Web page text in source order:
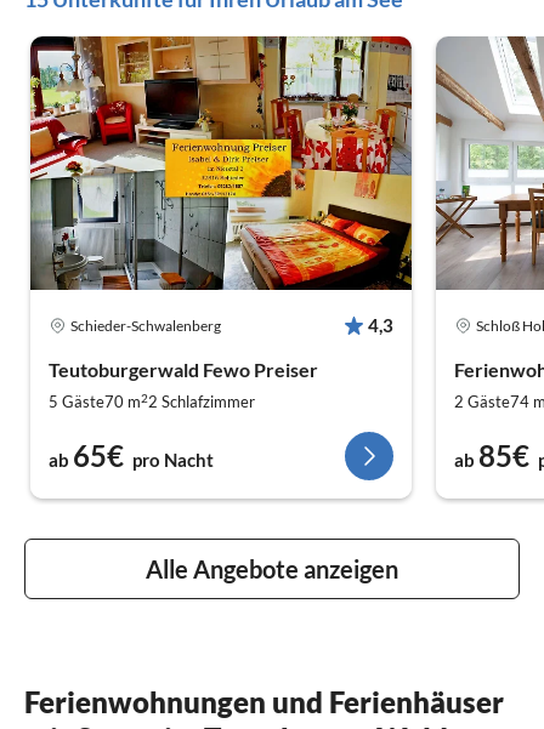
Schieder-Schwalenberg 4,3
Teutoburgerwald Fewo Preiser
5 Gäste70 m22 Schlafzimmer
ab 65€ pro Nacht
Schloß
2 Gäste74
ab 85€
Alle Angebote anzeigen
Ferienwohnungen und Ferienhäuser